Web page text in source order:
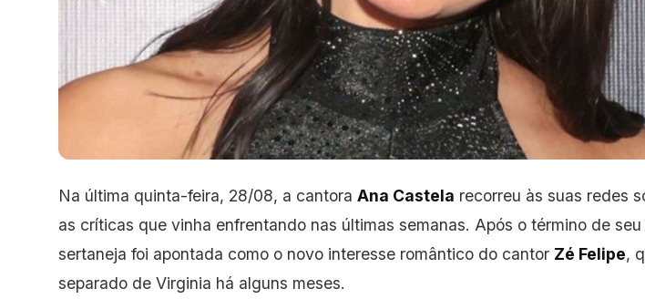
Na última quinta-feira, 28/08, a cantora Ana Castela recorreu às suas redes
as críticas que vinha enfrentando nas últimas semanas. Após o término de
sertaneja foi apontada como o novo interesse romântico do cantor Zé Felipe,
separado de Virginia há alguns meses.